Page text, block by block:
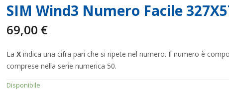
SIM Wind3 Numero Facile
69,00 €
La X indica una cifra pari che si ripete nel numero. Il numero è
comprese nella serie numerica 50.
Disponibile